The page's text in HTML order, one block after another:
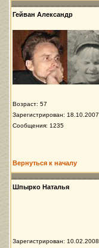
Гейван Александр
Возраст: 57
Зарегистрирован: 18.10.2007
Сообщения: 1235
Вернуться к началу
Шпырко Наталья
Зарегистрирован: 10.02.2008